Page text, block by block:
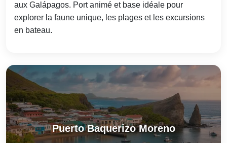
aux Galápagos. Port animé et base idéale pour
explorer la faune unique, les plages et les excursions
en bateau.
Puerto Baquerizo Moreno